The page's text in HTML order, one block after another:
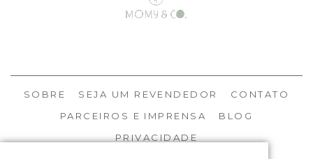
SOBRE SEJA UM REVENDEDOR
CONTATO
PARCEIROS E IMPRENSA
BLOG
PRIVACIDADE